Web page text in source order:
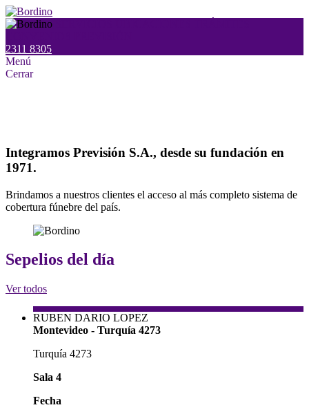
2311 8305
Menú
Cerrar
Integramos Previsión S.A., desde su fundación en
1971.
Brindamos a nuestros clientes el acceso al más completo sistema de
cobertura fúnebre del país.
Sepelios del día
Ver todos
RUBEN DARIO LOPEZ
Montevideo - Turquía 4273
Turquía 4273
Sala 4
Fecha